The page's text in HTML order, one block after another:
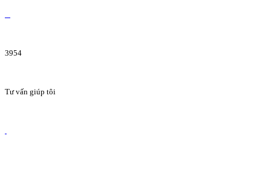
3954
Tư vấn giúp tôi